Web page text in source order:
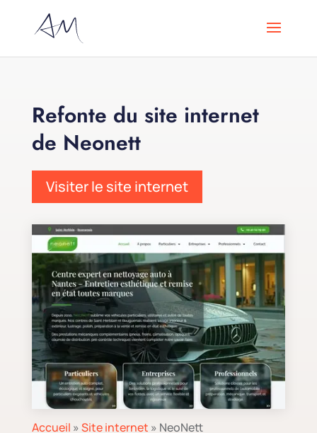
Refonte du site internet
de Neonett
Visiter le site internet
Accueil »Site internet » NeoNett